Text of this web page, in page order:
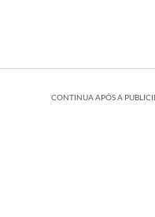
CONTINUA APÓS A